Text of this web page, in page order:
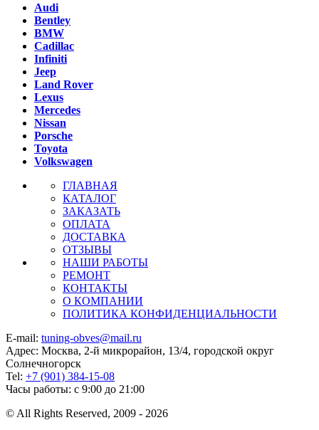
Audi
Bentley
BMW
Cadillac
Infiniti
Jeep
Land Rover
Lexus
Mercedes
Nissan
Porsche
Toyota
Volkswagen
ГЛАВНАЯ
КАТАЛОГ
ЗАКАЗАТЬ
ОПЛАТА
ДОСТАВКА
ОТЗЫВЫ
НАШИ РАБОТЫ
РЕМОНТ
КОНТАКТЫ
О КОМПАНИИ
ПОЛИТИКА КОНФИДЕНЦИАЛЬНОСТИ
E-mail: tuning-obves@mail.ru
Адрес: Москва, 2-й микрорайон, 13/4, городской округ
Солнечногорск
Tel: +7 (901) 384-15-08
Часы работы: с 9:00 до 21:00
© All Rights Reserved, 2009 - 2026